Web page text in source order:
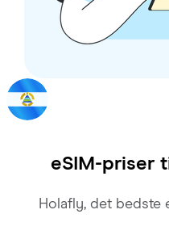
eSIM-priser
Holafly, det bedste